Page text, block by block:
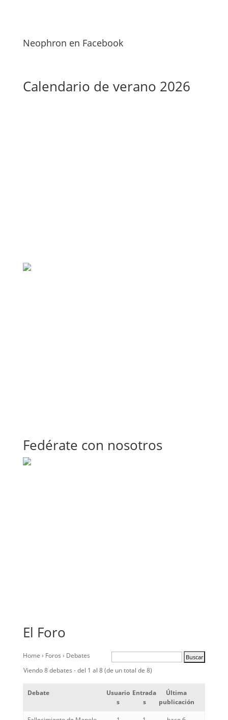
Neophron en Facebook
Calendario de verano 2026
Fedérate con nosotros
El Foro
Home › Foros › Debates
Viendo 8 debates - del 1 al 8 (de un total de 8)
Debate
Usuario
s
Entrada
s
Última
publicación